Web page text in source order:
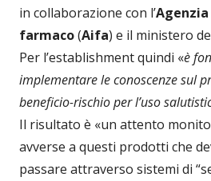
in collaborazione con l’
farmaco(Aifa) e il ministero
Per l’establishment quindi «è
implementare le conoscenze sul
beneficio-rischio per l’uso
Il risultato è «un attento
avverse a questi prodotti che
passare attraverso sistemi di